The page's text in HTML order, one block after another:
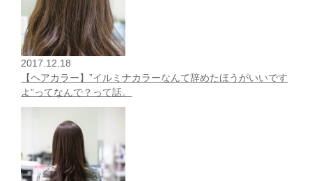
2017.12.18
【ヘアカラー】”イルミナカラーなんて辞めたほうがいいです
よ”ってなんで？って話。